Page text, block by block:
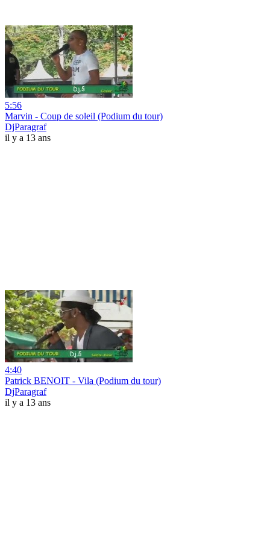
5:56
Marvin - Coup de soleil (Podium du tour)
DjParagraf
il y a 13 ans
4:40
Patrick BENOIT - Vila (Podium du tour)
DjParagraf
il y a 13 ans